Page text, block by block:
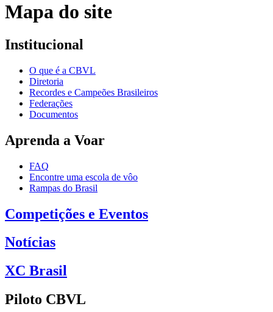
Mapa do site
Institucional
O que é a CBVL
Diretoria
Recordes e Campeões Brasileiros
Federações
Documentos
Aprenda a Voar
FAQ
Encontre uma escola de vôo
Rampas do Brasil
Competições e Eventos
Notícias
XC Brasil
Piloto CBVL